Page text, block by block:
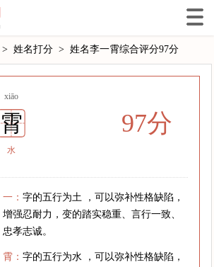
> 姓名打分 > 姓名李一霄综合评分97分
xiāo
霄
水
97分
一：字的五行为土 ，可以弥补性格缺陷，
增强忍耐力，变的踏实稳重、言行一致、
忠孝志诚。
霄：字的五行为水 ，可以弥补性格缺陷，